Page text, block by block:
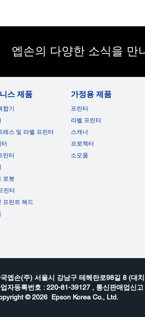
엡손의 다양한 소식을 만
스 제품
합기
레스 및 라벨 프린터
터
린터
로봇
린터
프린트 헤드
가정용 제품
프린터
라벨 프린터
스캐너
프로젝터
소모품
엡손(주) 서울시 강남구 테헤란로98길 8 (대
자등록번호 : 220-81-39127 , 통신판매업신
©2026 Epson Korea Co., Ltd.